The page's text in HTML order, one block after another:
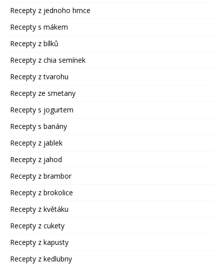
Recepty z jednoho hrnce
Recepty s mákem
Recepty z bílků
Recepty z chia semínek
Recepty z tvarohu
Recepty ze smetany
Recepty s jogurtem
Recepty s banány
Recepty z jablek
Recepty z jahod
Recepty z brambor
Recepty z brokolice
Recepty z květáku
Recepty z cukety
Recepty z kapusty
Recepty z kedlubny